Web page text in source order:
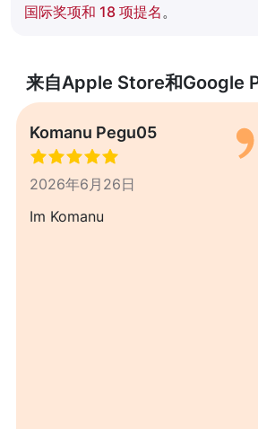
国际奖项和 18 项提名 。
来自Apple Store和Google
Komanu Pegu05
2026年6月26日
Im Komanu